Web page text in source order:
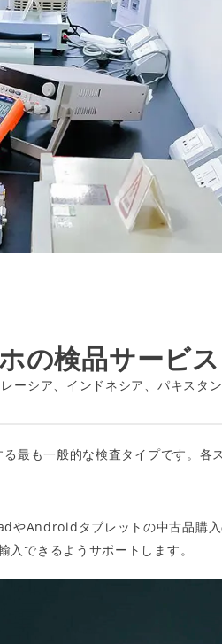
の検品サービス
ーシア、インドネシア、パキスタン
最も一般的な検査タイプです。各
やAndroidタブレットの中古品購
できるようサポートします。